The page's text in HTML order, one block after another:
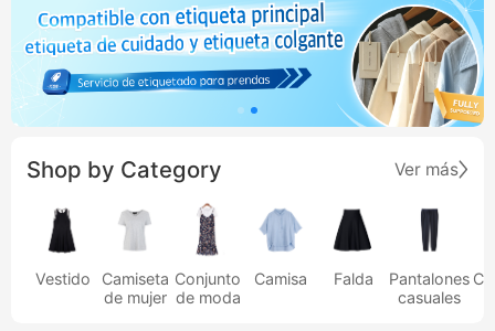
Shop by Category Ver más
Vestido
Camiseta
de mujer
Conjunto
de moda
Camisa Falda
Pantalones
casuales